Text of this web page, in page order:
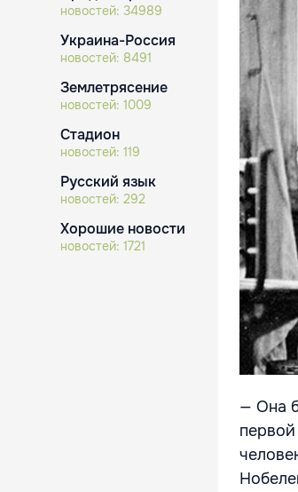
новостей: 34989
Украина-Россия
новостей: 8491
Землетрясение
новостей: 1009
Стадион
новостей: 119
Русский язык
новостей: 292
Хорошие новости
новостей: 1721
— Она